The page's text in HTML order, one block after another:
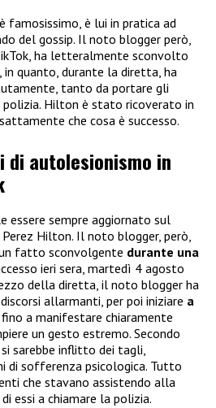
è famosissimo, è lui in pratica ad
del gossip. Il noto blogger però,
ha letteralmente sconvolto
quanto, durante la diretta, ha
tanto da portare gli
Hilton è stato ricoverato in
che cosa è successo.
di autolesionismo in
essere sempre aggiornato sul
Hilton. Il noto blogger, però,
fatto sconvolgente durante una
ieri sera, martedì 4 agosto
della diretta, il noto blogger ha
allarmanti, per poi iniziare a
fino a manifestare chiaramente
un gesto estremo. Secondo
sarebbe inflitto dei tagli,
di sofferenza psicologica. Tutto
che stavano assistendo alla
essi a chiamare la polizia.